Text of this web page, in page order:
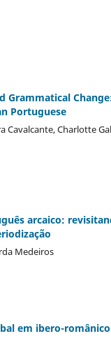
Grammatical
Portuguese
Cavalcante, Charlotte
arcaico:
Medeiros
em ibero-românico